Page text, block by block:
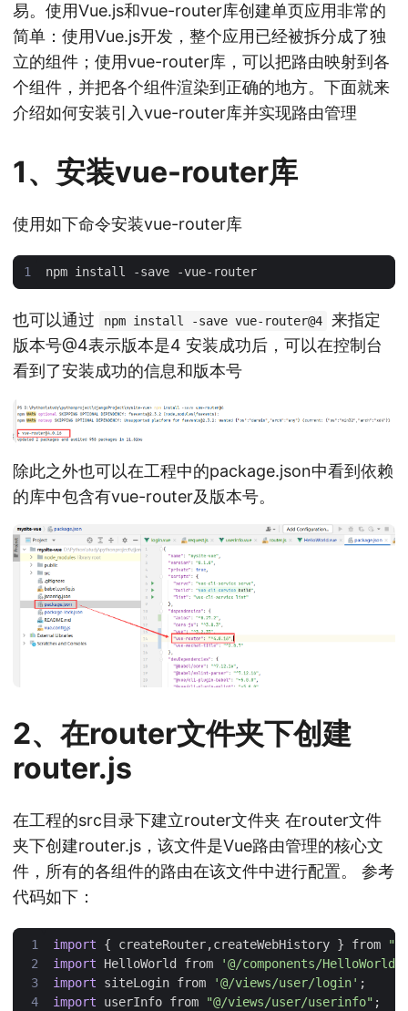
易。使用Vue.js和vue-router库创建单页应用非常的
简单：使用Vue.js开发，整个应用已经被拆分成了独
立的组件；使用vue-router库，可以把路由映射到各
个组件，并把各个组件渲染到正确的地方。下面就来
介绍如何安装引入vue-router库并实现路由管理
1、安装vue-router库
使用如下命令安装vue-router库
也可以通过 npm install -save vue-router@4
来指定
版本号@4表示版本是4 安装成功后，可以在控制台
看到了安装成功的信息和版本号
除此之外也可以在工程中的package.json中看到依赖
的库中包含有vue-router及版本号。
2、在router文件夹下创建
router.js
在工程的src目录下建立router文件夹 在router文件
夹下创建router.js，该文件是Vue路由管理的核心文
件，所有的各组件的路由在该文件中进行配置。 参考
代码如下：
import { createRouter,createWebHistory } from
import
HelloWorld from '@/components/HelloWorld'
import
siteLogin from '@/views/user/login' ;
import
userInfo from "@/views/user/userinfo" ;